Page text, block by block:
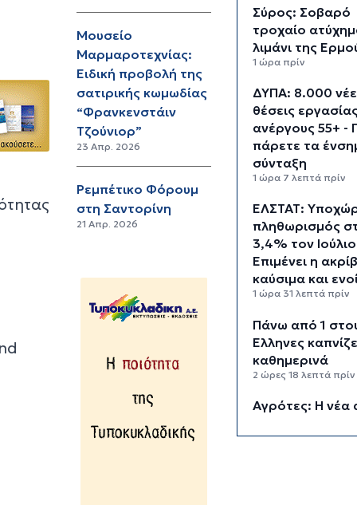
Μουσείο
Μαρμαροτεχνίας:
Ειδική προβολή της
σατιρικής κωμωδίας
“Φρανκενστάιν
Τζούνιορ”
23 Απρ. 2026
Ρεμπέτικο Φόρουμ
στη Σαντορίνη
21 Απρ. 2026
Σύρος: Σοβαρό
τροχαίο
λιμάνι της
1 ώρα πρίν
ΔΥΠΑ: 8.000
θέσεις
ανέργους 55+ -
πάρετε τα
σύνταξη
1 ώρα 7 λεπτά πρίν
ΕΛΣΤΑΤ:
πληθωρισμός
3,4% τον
Επιμένει η
καύσιμα και
1 ώρα 31 λεπτά πρίν
Πάνω από 1
Έλληνες
καθημερινά
2 ώρες 18 λεπτά πρίν
Αγρότες: Η νέα
myAGRO, οι